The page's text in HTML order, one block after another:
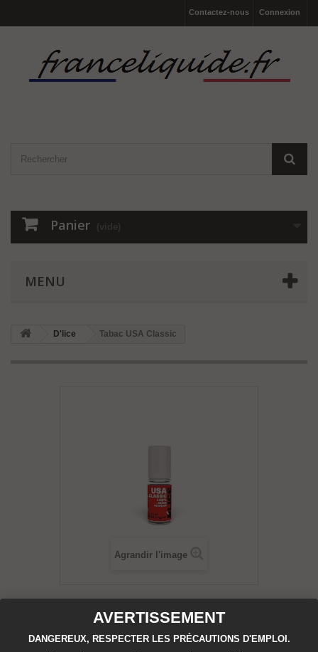
Connexion
Contactez-nous
Panier (vide)
MENU
D'lice Tabac USA Classic
Agrandir l'image
État : Neuf
AVERTISSEMENT
DANGEREUX, RESPECTER LES PRÉCAUTIONS D'EMPLOI.